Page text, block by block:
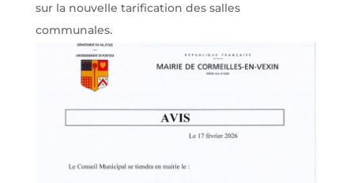
sur la nouvelle tarification des salles
communales.